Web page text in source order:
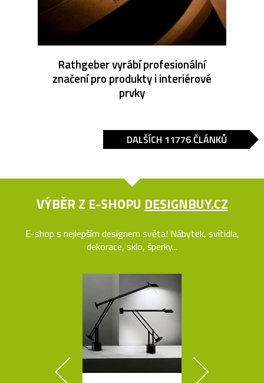
Rathgeber vyrábí profesionální
značení pro produkty i interiérové
prvky
DALŠÍCH 11776 ČLÁNKŮ
VÝBĚR Z E-SHOPU DESIGNBUY.CZ
E-shop s nejlepším designem světa! Nábytek, svítidla,
dekorace, sklo, šperky...